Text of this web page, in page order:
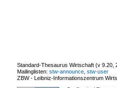
Standard-Thesaurus Wirtschaft (v 9.20
Mailinglisten: stw-announce stw-user
ZBW - Leibniz-Informationszentrum